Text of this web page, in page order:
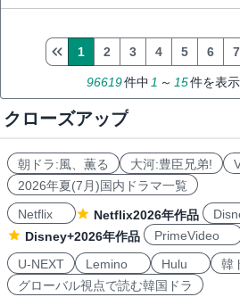
96619件中 1 ～ 15件を表
1 2 3 4 5 6 7
クローズアップ
朝ドラ:風、薫る 大河:豊臣兄弟!
2026年夏(7月)国内ドラマ一覧
Netflix
Netflix2026年作品
Disney+2026年作品
PrimeVideo
U-NEXT
Lemino Hulu
韓
グローバル視点で読む韓国ドラ